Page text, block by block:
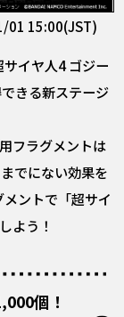
15:00(JST)
サイヤ人4 ゴジー
きる新ステージ
フラグメントは
でにない効果を
ントで「超サイ
よう！
個！